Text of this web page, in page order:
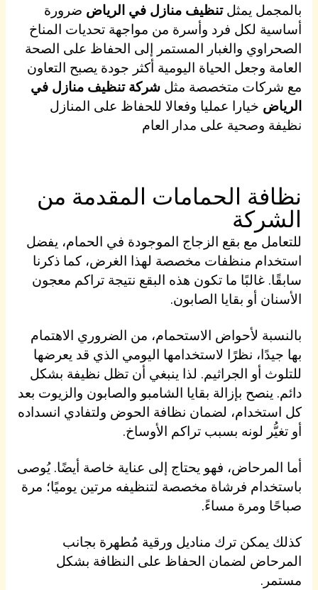
بالمجمل يمثلتنظيف منازل في الرياض ضرورة
أساسية لكل فرد وأسرة من مواجهة تحديات المناخ
الصحراوي والغبار المستمر إلى الحفاظ على الصحة
العامة وجعل الحياة اليومية أكثر جودة يصبح التعاون
مع شركات متخصصة مثلشركة تنظيف منازل في
الرياض خيارا عمليا وفعالا للحفاظ على المنازل
نظيفة وصحية على مدار العام
نظافة الحمامات المقدمة من
الشركة
للتعامل مع بقع الزجاج الموجودة في الحمام، يفضل
استخدام منظفات مخصصة لهذا الغرض، كما ذكرنا
سابقًا. غالبًا ما تكون هذه البقع نتيجة تراكم معجون
الأسنان أو بقايا الصابون.
بالنسبة لأحواض الاستحمام، من الضروري الاهتمام
بها جيدًا، نظرًا لاستخدامها اليومي الذي قد يعرضها
للتلوث أو الجراثيم. لذا ينبغي أن تظل نظيفة بشكل
دائم. ينصح بإزالة بقايا الشامبو والصابون والزيوت بعد
كل استخدام، لضمان نظافة الحوض ولتفادي انسداده
أو تغيُّر لونه بسبب تراكم الأوساخ.
أما المرحاض، فهو يحتاج إلى عناية خاصة أيضًا. يُوصى
باستخدام فرشاة مخصصة لتنظيفه مرتين يوميًا؛ مرة
صباحًا ومرة مساءً.
كذلك يمكن ترك مناديل ورقية مُطهرة بجانب
المرحاض لضمان الحفاظ على النظافة بشكل
مستمر.